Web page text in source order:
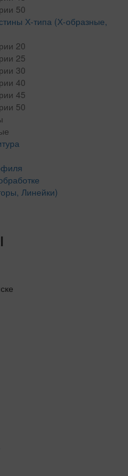
50
Х-типа (Х-образные,
20
25
30
40
45
50
Линейки)